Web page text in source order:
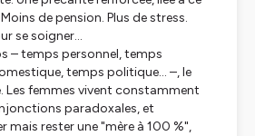
de pension. Plus de stress.
se soigner…
– temps personnel, temps
temps politique... –, le
Les femmes vivent constamment
paradoxales, et
mais rester une "mère à 100 %",